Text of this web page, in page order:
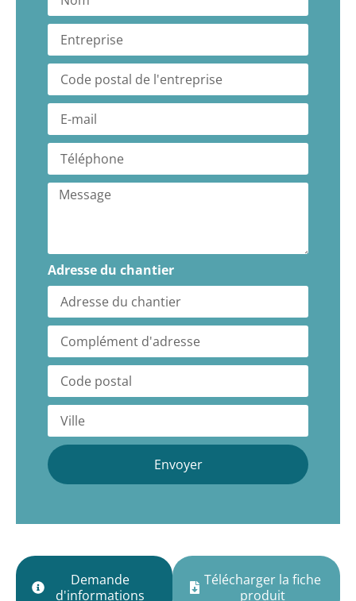
Adresse du chantier
Envoyer
Demande
d'informations
Télécharger la fiche
produit